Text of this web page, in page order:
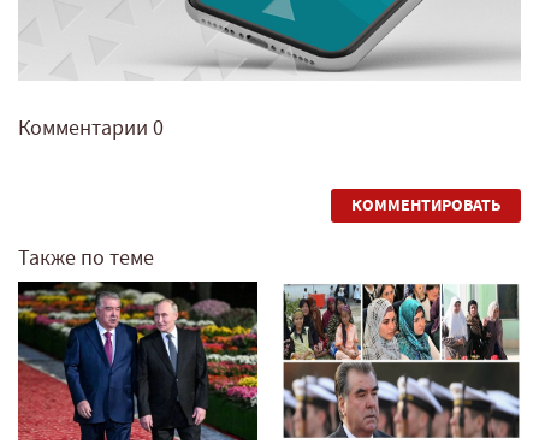
Комментарии 0
КОММЕНТИРОВАТЬ
Также по теме